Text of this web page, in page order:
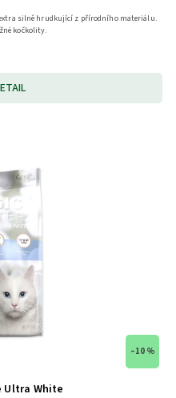
silně hrudkující z přírodního materiálu.
kočkolity.
–10 %
Ultra White